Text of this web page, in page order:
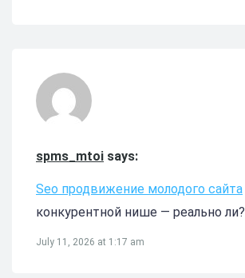
spms_mtoi says:
Seo продвижение молодого сайта
конкурентной нише — реально ли?
July 11, 2026 at 1:17 am